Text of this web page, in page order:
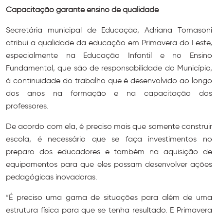
Capacitação garante ensino de qualidade
Secretária municipal de Educação, Adriana Tomasoni
atribui a qualidade da educação em Primavera do Leste,
especialmente na Educação Infantil e no Ensino
Fundamental, que são de responsabilidade do Município,
à continuidade do trabalho que é desenvolvido ao longo
dos anos na formação e na capacitação dos
professores.
De acordo com ela, é preciso mais que somente construir
escola, é necessário que se faça investimentos no
preparo dos educadores e também na aquisição de
equipamentos para que eles possam desenvolver ações
pedagógicas inovadoras.
“É preciso uma gama de situações para além de uma
estrutura física para que se tenha resultado. E Primavera